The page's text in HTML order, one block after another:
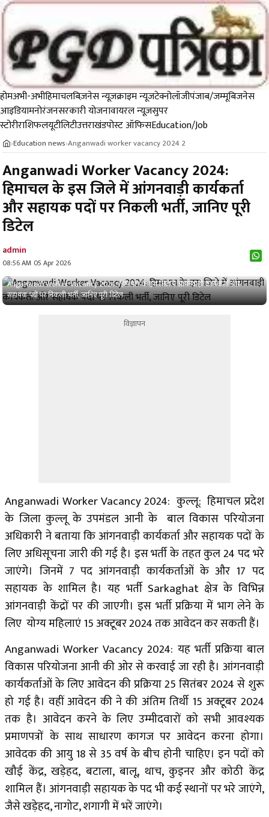
होमअभी-अभीहिमाचलबिज़नेस न्यूज़क्राइम न्यूजटेक्नोलॉजीपंजाब/जम्मूबिजनेस
आइडियामनोरंजनसरकारी योजनावायरल न्यूज़सुपर
स्टोरीराशिफलयूटीलिटीउत्तराखंडपोस्ट ऑफिसEducation/Job
›Education news›Anganwadi worker vacancy 2024 2
Anganwadi Worker Vacancy 2024:
हिमाचल के इस जिले में आंगनवाड़ी कार्यकर्ता
और सहायक पदों पर निकली भर्ती, जानिए पूरी
डिटेल
admin
08:56 AM 05 Apr 2026
Anganwadi Worker Vacancy 2024: हिमाचल के इस जिले में आंगनवाड़ी कार्यकर्ता और
सहायक पदों पर निकली भर्ती, जानिए पूरी डिटेल
विज्ञापन
Anganwadi Worker Vacancy 2024: कुल्लू: हिमाचल प्रदेश
के जिला कुल्लू के उपमंडल आनी के बाल विकास परियोजना
अधिकारी ने बताया कि आंगनवाड़ी कार्यकर्ता और सहायक पदों के
लिए अधिसूचना जारी की गई है। इस भर्ती के तहत कुल 24 पद भरे
जाएंगे। ​जिनमें 7 पद आंगनवाड़ी कार्यकर्ताओं के और 17 पद
सहायक के शामिल है। यह भर्ती Sarkaghat क्षेत्र के विभिन्न
आंगनवाड़ी केंद्रों पर की जाएगी। इस भर्ती प्रक्रिया में भाग लेने के
लिए योग्य महिलाएं 15 अक्टूबर 2024 तक आवेदन कर सकती हैं।
Anganwadi Worker Vacancy 2024: यह भर्ती प्रक्रिया बाल
विकास परियोजना आनी की ओर से करवाई जा रही है। आंगनवाड़ी
कार्यकर्ताओं के लिए आवेदन की प्रक्रिया 25 सितंबर 2024 से शुरू
हो गई है। वहीं आवेदन की ने की अंतिम तिर्थी 15 अक्टूबर 2024
तक है। आवेदन करने के लिए उम्मीदवारों को सभी आवश्यक
प्रमाणपत्रों के साथ साधारण कागज पर आवेदन करना होगा।
आवेदक की आयु 18 से 35 वर्ष के बीच होनी चाहिए। इन पदों को
खौई केंद्र, खड़ेहद, बटाला, बालू, थाच, कुइनर और कोठी केंद्र
शामिल हैं। आंगनवाड़ी सहायक के पद भी कई स्थानों पर भरे जाएंगे,
जैसे खड़ेहद, नागोट, शगागी में भरें जाएंगे।